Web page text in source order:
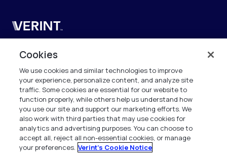
Verint
Verint Systems SAS
19 Bd Malesherbes
75008 Paris
France
info.fr@verint.com
+33 6 40 50 87 28
Tous les droits sont réservés. 2026
Cookies
We use cookies and similar technologies to improve
your experience, personalize content, and analyze site
traffic. Some cookies are essential for our website to
function properly, while others help us understand how
you use our site and support our marketing efforts. We
also work with third parties that may use cookies for
analytics and advertising purposes. You can choose to
accept all, reject all non-essential cookies, or manage
your preferences. Verint's Cookie Notice